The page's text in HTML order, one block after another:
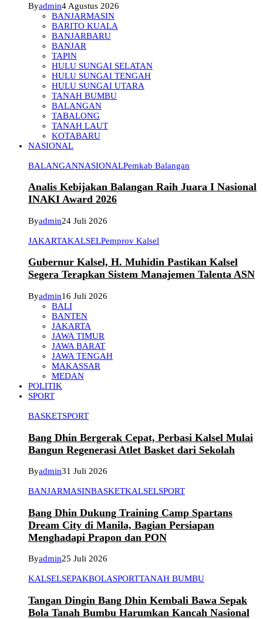
Byadmin4 Agustus 2026
BANJARMASIN
BARITO KUALA
BANJARBARU
BANJAR
TAPIN
HULU SUNGAI SELATAN
HULU SUNGAI TENGAH
HULU SUNGAI UTARA
TANAH BUMBU
BALANGAN
TABALONG
TANAH LAUT
KOTABARU
NASIONAL
BALANGANNASIONALPemkab Balangan
Analis Kebijakan Balangan Raih Juara I Nasional
INAKI Award 2026
Byadmin24 Juli 2026
JAKARTAKALSELPemprov Kalsel
Gubernur Kalsel, H. Muhidin Pastikan Kalsel
Segera Terapkan Sistem Manajemen Talenta ASN
Byadmin16 Juli 2026
BALI
BANTEN
JAKARTA
JAWA TIMUR
JAWA BARAT
JAWA TENGAH
MAKASSAR
MEDAN
POLITIK
SPORT
BASKETSPORT
Bang Dhin Bergerak Cepat, Perbasi Kalsel Mulai
Bangun Regenerasi Atlet Basket dari Sekolah
Byadmin31 Juli 2026
BANJARMASINBASKETKALSELSPORT
Bang Dhin Dukung Training Camp Spartans
Dream City di Manila, Bagian Persiapan
Menghadapi Prapon dan PON
Byadmin25 Juli 2026
KALSELSEPAKBOLASPORTTANAH BUMBU
Tangan Dingin Bang Dhin Kembali Bawa Sepak
Bola Tanah Bumbu Harumkan Kancah Nasional